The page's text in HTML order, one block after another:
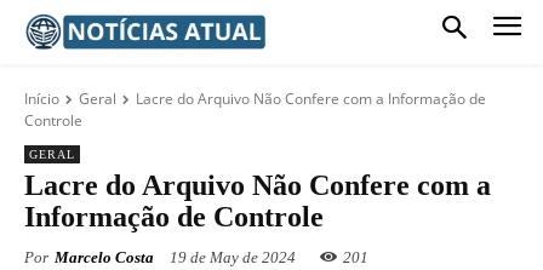
Início Geral
Lacre do Arquivo Não Confere com a Informação de
Controle
GERAL
Lacre do Arquivo Não Confere com a
Informação de Controle
Por Marcelo Costa 19 de May de 2024 201